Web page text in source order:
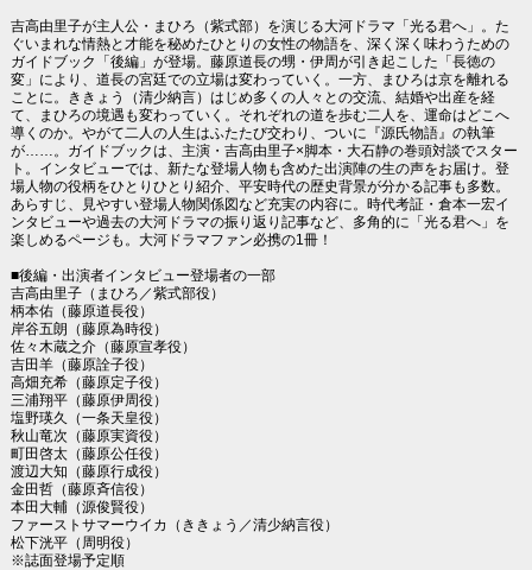
吉高由里子が主人公・まひろ（紫式部）を演じる大河ドラマ「光る君へ」。た
ぐいまれな情熱と才能を秘めたひとりの女性の物語を、深く深く味わうための
ガイドブック「後編」が登場。藤原道長の甥・伊周が引き起こした「長徳の
変」により、道長の宮廷での立場は変わっていく。一方、まひろは京を離れる
ことに。ききょう（清少納言）はじめ多くの人々との交流、結婚や出産を経
て、まひろの境遇も変わっていく。それぞれの道を歩む二人を、運命はどこへ
導くのか。やがて二人の人生はふたたび交わり、ついに『源氏物語』の執筆
が……。ガイドブックは、主演・吉高由里子×脚本・大石静の巻頭対談でスター
ト。インタビューでは、新たな登場人物も含めた出演陣の生の声をお届け。登
場人物の役柄をひとりひとり紹介、平安時代の歴史背景が分かる記事も多数。
あらすじ、見やすい登場人物関係図など充実の内容に。時代考証・倉本一宏イ
ンタビューや過去の大河ドラマの振り返り記事など、多角的に「光る君へ」を
楽しめるページも。大河ドラマファン必携の1冊！
■後編・出演者インタビュー登場者の一部
吉高由里子（まひろ／紫式部役）
柄本佑（藤原道長役）
岸谷五朗（藤原為時役）
佐々木蔵之介（藤原宣孝役）
吉田羊（藤原詮子役）
高畑充希（藤原定子役）
三浦翔平（藤原伊周役）
塩野瑛久（一条天皇役）
秋山竜次（藤原実資役）
町田啓太（藤原公任役）
渡辺大知（藤原行成役）
金田哲（藤原斉信役）
本田大輔（源俊賢役）
ファーストサマーウイカ（ききょう／清少納言役）
松下洸平（周明役）
※誌面登場予定順